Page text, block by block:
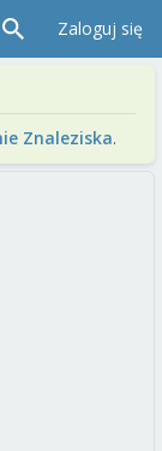
Zaloguj się
Znaleziska.